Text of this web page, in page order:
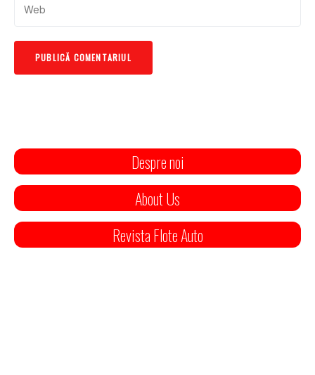
Despre noi
About Us
Revista Flote Auto